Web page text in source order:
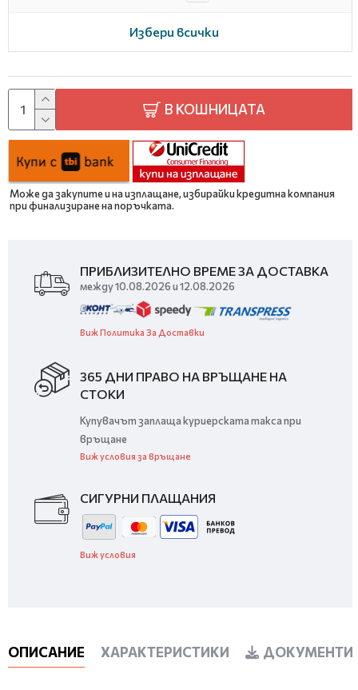
Избери всички
В КОШНИЦАТА
Може да закупите и на изплащане, избирайки кредитна компания
при финализиране на поръчката.
ПРИБЛИЗИТЕЛНО ВРЕМЕ ЗА ДОСТАВКА
между 10.08.2026 и 12.08.2026
Виж Политика За Доставки
365 ДНИ ПРАВО НА ВРЪЩАНЕ НА
СТОКИ
Купувачът заплаща куриерската такса при
връщане
Виж условия за връщане
СИГУРНИ ПЛАЩАНИЯ
Виж условия
ОПИСАНИЕ ХАРАКТЕРИСТИКИ ДОКУМЕНТИ